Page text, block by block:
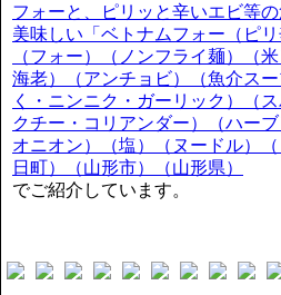
フォーと、ピリッと辛いエビ等
美味しい「ベトナムフォー（ピリ
（フォー）（ノンフライ麺）（
海老）（アンチョビ）（魚介ス
く・ニンニク・ガーリック）（
クチー・コリアンダー）（ハー
オニオン）（塩）（ヌードル）
日町）（山形市）（山形県）
でご紹介しています。